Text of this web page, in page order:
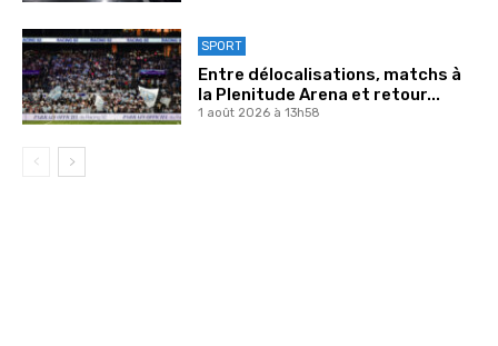
SPORT
Entre délocalisations, matchs à
la Plenitude Arena et retour...
1 août 2026 à 13h58